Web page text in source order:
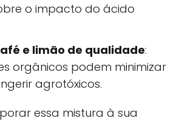
o impacto do ácido
e limão de qualidade:
orgânicos podem minimizar
agrotóxicos.
essa mistura à sua